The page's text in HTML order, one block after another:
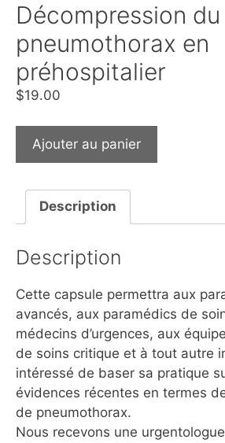
Décompression du
pneumothorax en
préhospitalier
$19.00
Ajouter au panier
Description
Description
Cette capsule permettra aux
avancés, aux paramédics de
médecins d’urgences, aux
de soins critique et à tout autre
intéressé de baser sa pratique
évidences récentes en termes
de pneumothorax.
Nous recevons une